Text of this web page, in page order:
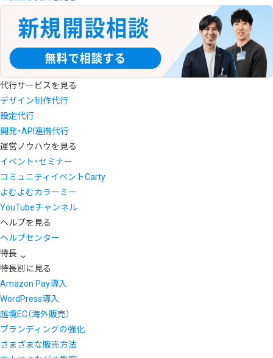
代行サービスを見る
デザイン制作代行
設定代行
開発・API連携代行
運営ノウハウを見る
イベント・セミナー
コミュニティイベントCarty
よむよむカラーミー
YouTubeチャンネル
ヘルプを見る
ヘルプセンター
特長
特長別に見る
Amazon Pay導入
WordPress導入
越境EC（海外販売）
ブランディングの強化
さまざまな販売方法